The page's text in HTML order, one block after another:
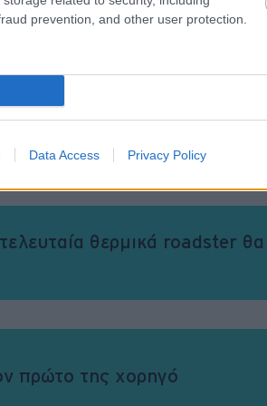
prevention, and other user protection.
Data Access Privacy Policy
Panda: Το είδαμε, το πιάσαμε
θερμικά roadster θα
πρώτο της χορηγό